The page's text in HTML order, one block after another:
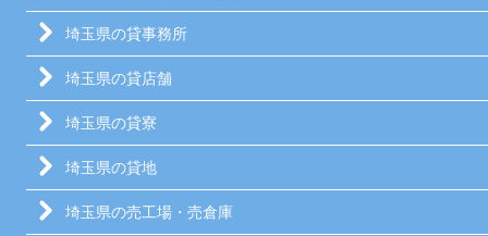
埼玉県の貸事務所
埼玉県の貸店舗
埼玉県の貸寮
埼玉県の貸地
埼玉県の売工場・売倉庫